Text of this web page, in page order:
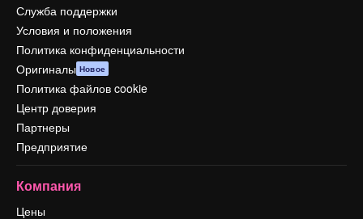
Служба поддержки
Условия и положения
Политика конфиденциальности
Оригиналы Новое
Политика файлов cookie
Центр доверия
Партнеры
Предприятие
Компания
Цены